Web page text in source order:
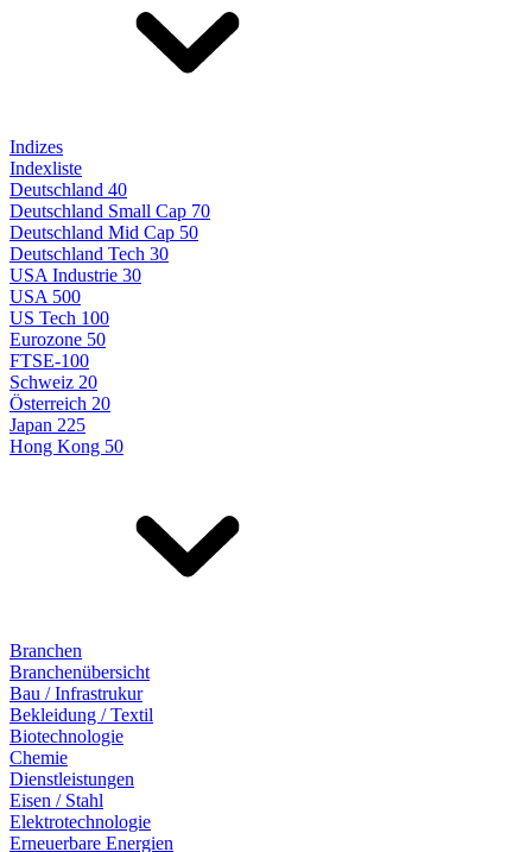
Indizes
Indexliste
Deutschland 40
Deutschland Small Cap 70
Deutschland Mid Cap 50
Deutschland Tech 30
USA Industrie 30
USA 500
US Tech 100
Eurozone 50
FTSE-100
Schweiz 20
Österreich 20
Japan 225
Hong Kong 50
Branchen
Branchenübersicht
Bau / Infrastrukur
Bekleidung / Textil
Biotechnologie
Chemie
Dienstleistungen
Eisen / Stahl
Elektrotechnologie
Erneuerbare Energien